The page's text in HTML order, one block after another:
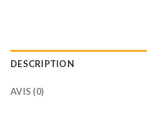
DESCRIPTION
AVIS (0)